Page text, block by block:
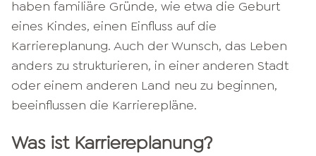
haben familiäre Gründe, wie etwa die Geburt
eines Kindes, einen Einfluss auf die
Karriereplanung. Auch der Wunsch, das Leben
anders zu strukturieren, in einer anderen Stadt
oder einem anderen Land neu zu beginnen,
beeinflussen die Karrierepläne.
Was ist Karriereplanung?